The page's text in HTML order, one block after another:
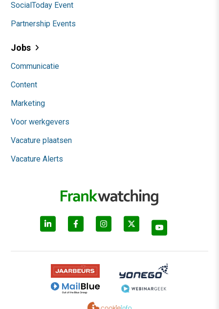
SocialToday Event
Partnership Events
Jobs
Communicatie
Content
Marketing
Voor werkgevers
Vacature plaatsen
Vacature Alerts